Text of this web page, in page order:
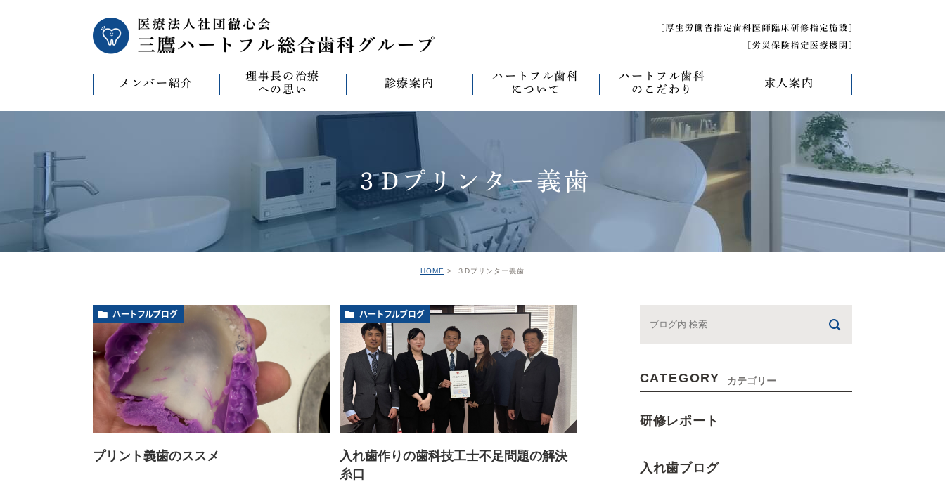
メンバー紹介
理事長の治療
への思い
CAD/CAM（オールセラミック治
療）への思い
バイコンインプラントへの思い
マウスピース型矯正装置（イン
ビザライン）への思い
診療案内
診療案内一覧
セラミック治療 ワンデイジルコニア治療
無菌化根管治療 予防・メンテナンス
インプラント オールオン4
睡眠時無呼吸症候群 口臭外来
ホワイトニング 訪問歯科診療
ハートフル歯科
について
ハートフルの治療
院内設備
ハートフル歯科
グループ院の案内
ハートフル歯科
のこだわり
なるべく痛くない治療
なるべく削らない治療
なるべく抜かない治療
なるべく短期間の治療
滅菌管理について
求人案内
求人募集について
研修医募集
３Dプリンター義歯
HOME ３Dプリンター義歯
ハートフルブログ
プリント義歯のススメ
ハートフルブログ
入れ歯作りの歯科技工士不足問題の解決
糸口
CATEGORY カテゴリー
研修レポート
入れ歯ブログ